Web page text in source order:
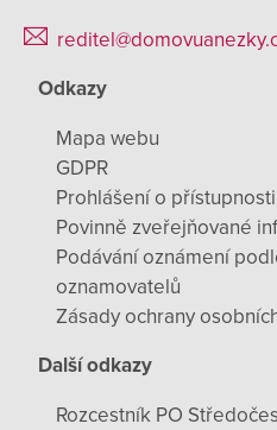
Odkazy
Mapa webu
GDPR
Prohlášení o přístupnosti
Povinně zveřejňované
Podávání oznámení
oznamovatelů
Zásady ochrany
Další odkazy
Rozcestník PO